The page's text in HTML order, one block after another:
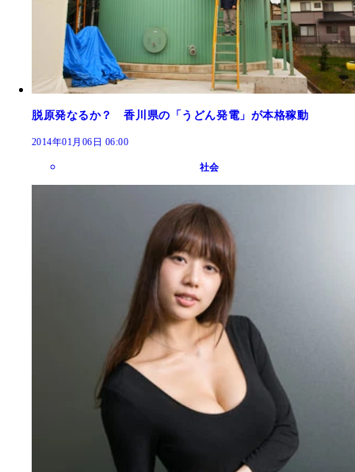
脱原発なるか？ 香川県の「うどん発電」が本格稼動
2014年01月06日 06:00
社会